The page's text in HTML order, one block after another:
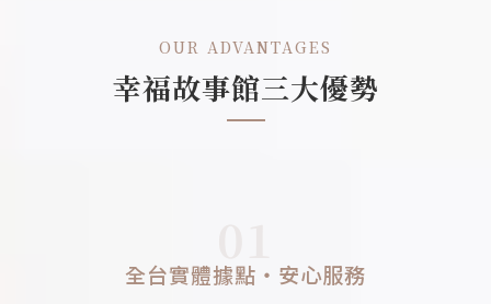
OUR ADVANTAGES
幸福故事館三大優勢
全台實體據點・安心服務